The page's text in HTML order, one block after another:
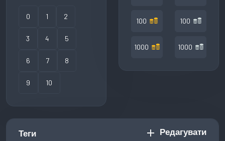
0 1 2
3 4 5
6 7 8
9 10
100
1000
100
1000
Теги add Редагувати